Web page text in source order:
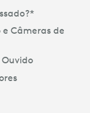
*
Câmeras de